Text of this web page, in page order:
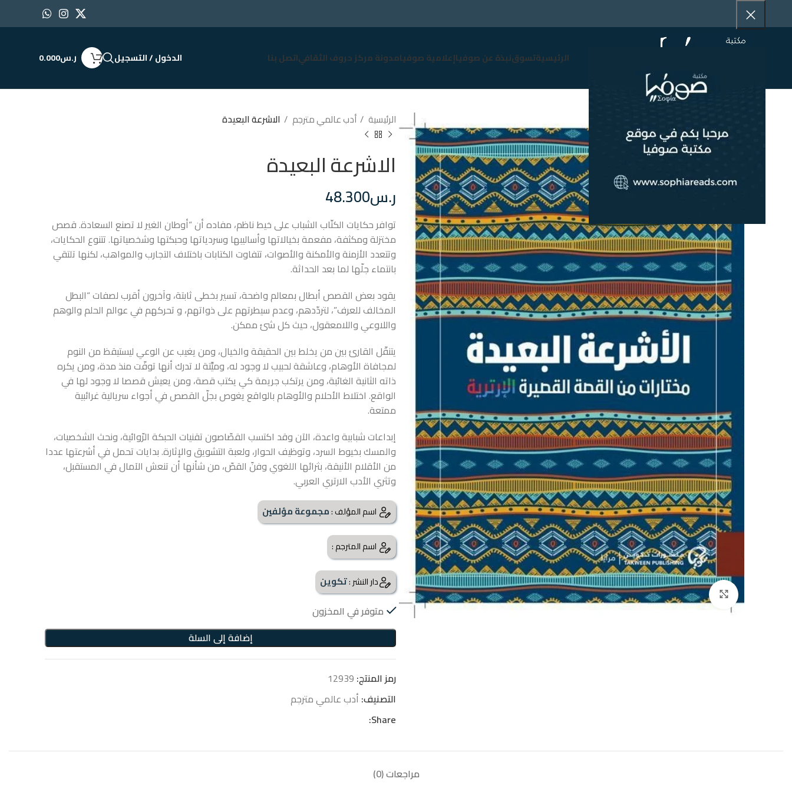
الرئيسيةتسوقنبذة عن صوفياإعلامية صوفيامدونة مركز حروف الثقافياتصل بنا الدخول / التسجيل ر.س0.000
إضغط للتكبير
الرئيسية أدب عالمي مترجم الاشرعة البعيدة
الاشرعة البعيدة
ر.س48.300
توافر حكايات الكتّاب الشباب على خيط ناظم، مفاده أن “أوطان الغير لا تصنع السعادة. قصص
مختزلة ومكثفة، مفعمة بخيالاتها وأساليبها وسردياتها وحبكتها وشخصياتها. تتنوع الحكايات،
وتتعدد الأزمنة والأمكنة والأصوات، تتفاوت الكتابات باختلاف التجارب والمواهب، لكنها تلتقي
بانتماء جلّها لما بعد الحداثة.
يقود بعض القصص أبطال بمعالم واضحة، تسير بخطى ثابتة، وآخرون أقرب لصفات “البطل
المخالف للعرف”، لتردّدهم، وعدم سيطرتهم على ذواتهم، و تحركهم في عوالم الحلم والوهم
واللاوعي واللامعقول، حيث كل شئ ممكن.
يتنقّل القارئ بين من يخلط بين الحقيقة والخيال، ومن يغيب عن الوعي ليستيقظ من النوم
لمجافاة الأوهام، وعاشقة لحبيب لا وجود له، وميِّتة لا تدرك أنها توفّت منذ مدة، ومن يكره
ذاته الثانية الغائبة، ومن يرتكب جريمة كي يكتب قصة، ومن يعيش قصصا لا وجود لها في
الواقع. اختلاط الأحلام والأوهام بالواقع يغوص بجلّ القصص في أجواء سريالية غرائبية
ممتعة.
إبداعات شبابية واعدة، الآن وقد اكتسب القصّاصون تقنيات الحبكة الرّوائية، ونحث الشخصيات،
والمسك بخيوط السرد، وتوظيف الحوار، ولعبة التشويق والإثارة. بدايات تحمل في أشرعتها عددا
من الأقلام الأنيقة، بثرائها اللغوي وفنّ القصّ، من شأنها أن تنعش الآمال في المستقبل،
وتثري الأدب الارتري العربي.
اسم المؤلف :مجموعة مؤلفين
اسم المترجم :
دار النشر :تكوين
متوفر في المخزون
إضافة إلى السلة
رمز المنتج: 12939
التصنيف: أدب عالمي مترجم
Share:
مراجعات (0)